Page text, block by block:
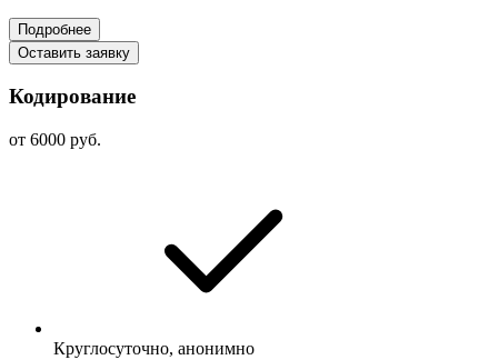
Подробнее
Оставить заявку
Кодирование
от 6000 руб.
Круглосуточно, анонимно